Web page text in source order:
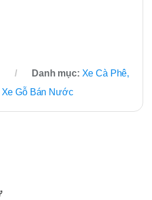
Danh mục: Xe Cà Phê,
Xe Gỗ Bán Nước